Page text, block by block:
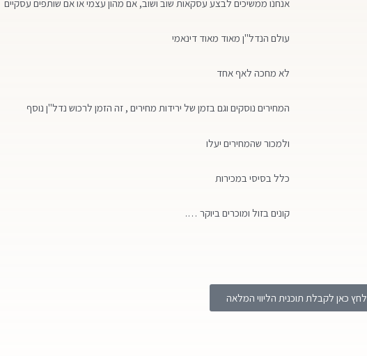
אנחנו ממשיכים לבצע עסקאות שוב ושוב, אם מהון עצמי או אם שותפים עסקיים
עולם הנדל"ן מאוד מאוד דינאמי
לא מחכה לאף אחד
המחירים נוסקים וגם בזמן של ירידות מחירים , זה הזמן לרכוש נדל"ן נוסף
ולמכור שהמחירים יעלו
כלל בסיסי במכירות
קונים בזול ומוכרים ביוקר ….
לחץ כאן לקבלת תוכנית הליווי המלאה